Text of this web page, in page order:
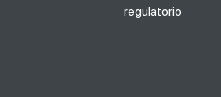
regulatorio